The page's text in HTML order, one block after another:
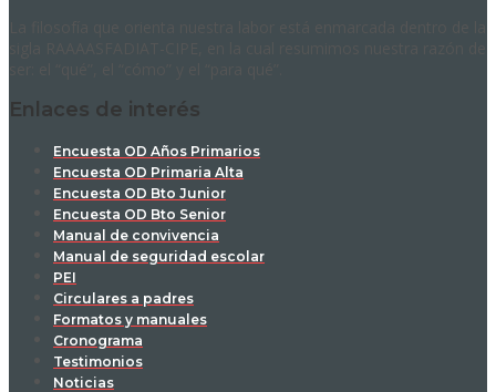
Enlaces de interés
Encuesta OD Años Primarios
Encuesta OD Primaria Alta
Encuesta OD Bto Junior
Encuesta OD Bto Senior
Manual de convivencia
Manual de seguridad escolar
PEI
Circulares a padres
Formatos y manuales
Cronograma
Testimonios
Noticias